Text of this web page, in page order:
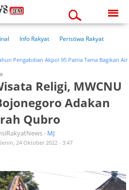
07:01:49 am
Info Rakyat
Peristiwa Rakyat
Pengabdian Akpol 95 Patria Tama Bagikan Air
Religi, MWCNU
Adakan
Qubro
- MJ
24 Oktober 2022 - 3:47